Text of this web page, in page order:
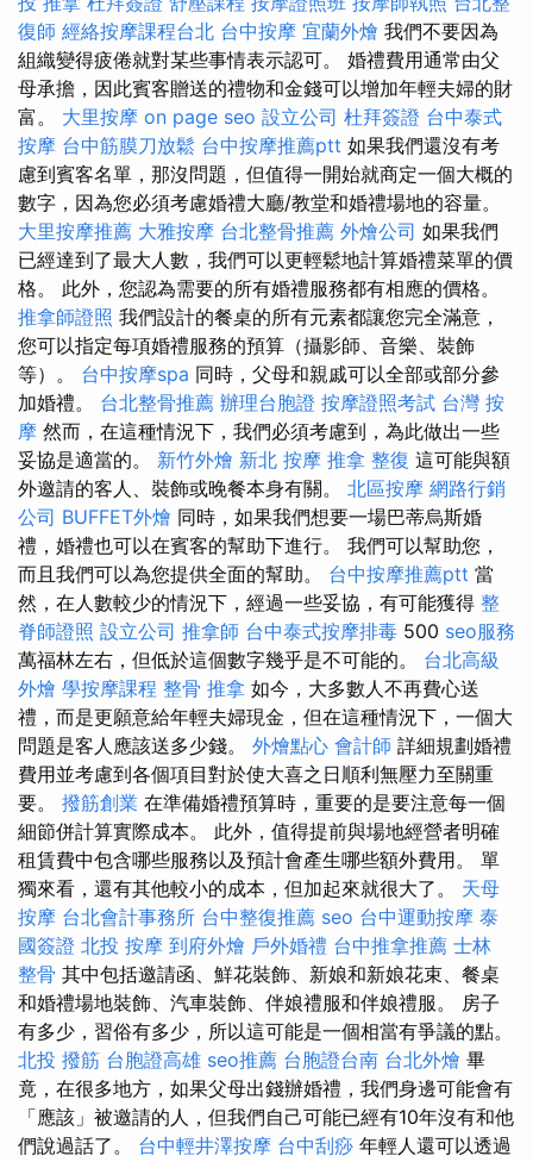
復師 經絡按摩課程台北 台中按摩 宜蘭外燴 我們不要因為
組織變得疲倦就對某些事情表示認可。 婚禮費用通常由父
母承擔，因此賓客贈送的禮物和金錢可以增加年輕夫婦的財
富。 大里按摩 on page seo 設立公司 杜拜簽證 台中泰式
按摩 台中筋膜刀放鬆 台中按摩推薦ptt 如果我們還沒有考
慮到賓客名單，那沒問題，但值得一開始就商定一個大概的
數字，因為您必須考慮婚禮大廳/教堂和婚禮場地的容量。
大里按摩推薦 大雅按摩 台北整骨推薦 外燴公司 如果我們
已經達到了最大人數，我們可以更輕鬆地計算婚禮菜單的價
格。 此外，您認為需要的所有婚禮服務都有相應的價格。
推拿師證照 我們設計的餐桌的所有元素都讓您完全滿意，
您可以指定每項婚禮服務的預算（攝影師、音樂、裝飾
等）。 台中按摩spa 同時，父母和親戚可以全部或部分參
加婚禮。 台北整骨推薦 辦理台胞證 按摩證照考試 台灣 按
摩 然而，在這種情況下，我們必須考慮到，為此做出一些
妥協是適當的。 新竹外燴 新北 按摩 推拿 整復 這可能與額
外邀請的客人、裝飾或晚餐本身有關。 北區按摩 網路行銷
公司 BUFFET外燴 同時，如果我們想要一場巴蒂烏斯婚
禮，婚禮也可以在賓客的幫助下進行。 我們可以幫助您，
而且我們可以為您提供全面的幫助。 台中按摩推薦ptt 當
然，在人數較少的情況下，經過一些妥協，有可能獲得 整
脊師證照 設立公司 推拿師 台中泰式按摩排毒 500 seo服務
萬福林左右，但低於這個數字幾乎是不可能的。 台北高級
外燴 學按摩課程 整骨 推拿 如今，大多數人不再費心送
禮，而是更願意給年輕夫婦現金，但在這種情況下，一個大
問題是客人應該送多少錢。 外燴點心 會計師 詳細規劃婚禮
費用並考慮到各個項目對於使大喜之日順利無壓力至關重
要。 撥筋創業 在準備婚禮預算時，重要的是要注意每一個
細節併計算實際成本。 此外，值得提前與場地經營者明確
租賃費中包含哪些服務以及預計會產生哪些額外費用。 單
獨來看，還有其他較小的成本，但加起來就很大了。 天母
按摩 台北會計事務所 台中整復推薦 seo 台中運動按摩 泰
國簽證 北投 按摩 到府外燴 戶外婚禮 台中推拿推薦 士林
整骨 其中包括邀請函、鮮花裝飾、新娘和新娘花束、餐桌
和婚禮場地裝飾、汽車裝飾、伴娘禮服和伴娘禮服。 房子
有多少，習俗有多少，所以這可能是一個相當有爭議的點。
北投 撥筋 台胞證高雄 seo推薦 台胞證台南 台北外燴 畢
竟，在很多地方，如果父母出錢辦婚禮，我們身邊可能會有
「應該」被邀請的人，但我們自己可能已經有10年沒有和他
們說過話了。 台中輕井澤按摩 台中刮痧 年輕人還可以透過